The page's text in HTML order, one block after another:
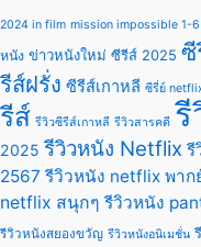
2024 in film mission impossible 1-6
หนัง ข่าวหนังใหม่ ซีรีส์ 2025 ซี
รีส์ฝรั่ง ซีรีส์เกาหลี ซีรี่ย์
รีส์ รีวิวซีรีส์เกาหลี รีวิวสารคดี รี
2025 รีวิวหนัง Netflix รี
2567 รีวิวหนัง netflix พาก
netflix สนุกๆ รีวิวหนัง
รีวิวหนังสยองขวัญ รีวิวหนังอนิเมชั่น